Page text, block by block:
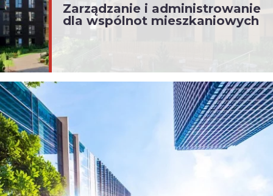
Zarządzanie i administrowanie
dla wspólnot mieszkaniowych